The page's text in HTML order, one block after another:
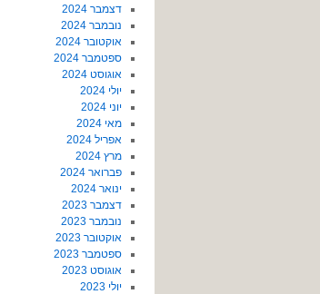
דצמבר 2024
נובמבר 2024
אוקטובר 2024
ספטמבר 2024
אוגוסט 2024
יולי 2024
יוני 2024
מאי 2024
אפריל 2024
מרץ 2024
פברואר 2024
ינואר 2024
דצמבר 2023
נובמבר 2023
אוקטובר 2023
ספטמבר 2023
אוגוסט 2023
יולי 2023